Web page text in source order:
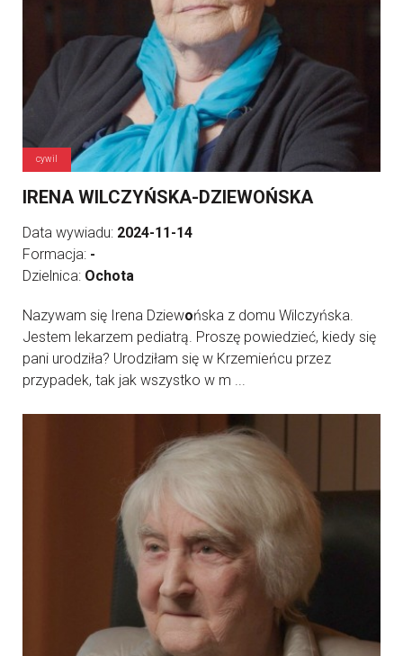
cywil
IRENA WILCZYŃSKA-DZIEWOŃSKA
Data wywiadu: 2024-11-14
Formacja: -
Dzielnica: Ochota
Nazywam się Irena Dziewońska z domu Wilczyńska.
Jestem lekarzem pediatrą. Proszę powiedzieć, kiedy się
pani urodziła? Urodziłam się w Krzemieńcu przez
przypadek, tak jak wszystko w m ...